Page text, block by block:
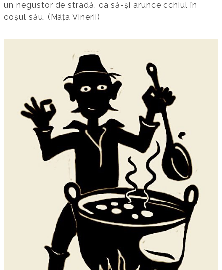
un negustor de stradă, ca să-și arunce ochiul în
coșul său. (Mâța Vinerii)